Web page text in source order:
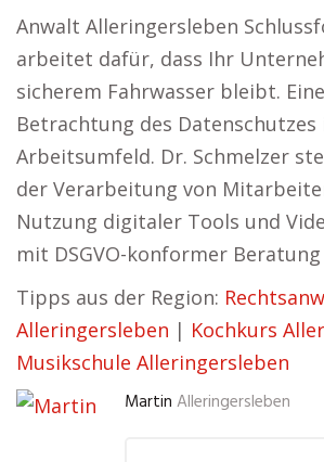
Anwalt Alleringersleben
arbeitet dafür, dass Ihr
sicherem Fahrwasser bleibt.
Betrachtung des Datenschutzes
Arbeitsumfeld. Dr. Schmelzer
der Verarbeitung von
Nutzung digitaler Tools und
mit DSGVO-konformer
Tipps aus der Region:
Alleringersleben | Kochkurs
Musikschule Alleringersleben
Martin Alleringersleben